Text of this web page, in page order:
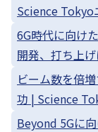
Science Tokyo
6G時代に向け
開発、打ち上
ビーム数を倍
功 | Science
Beyond 5Gに